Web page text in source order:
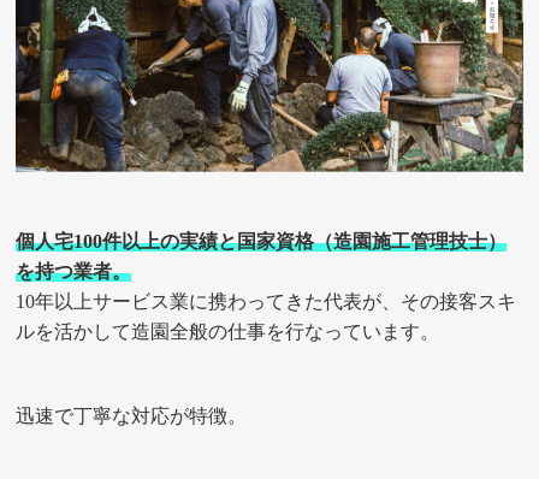
個人宅100件以上の実績と国家資格（造園施工管理技士）
を持つ業者。
10年以上サービス業に携わってきた代表が、その接客スキ
ルを活かして造園全般の仕事を行なっています。
迅速で丁寧な対応が特徴。